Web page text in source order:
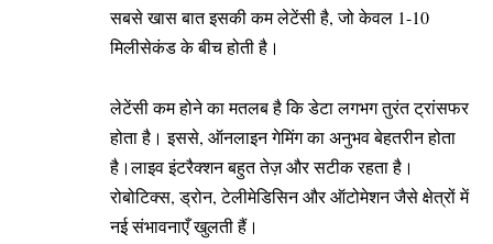
सबसे खास बात इसकी कम लेटेंसी है, जो केवल 1-10
मिलीसेकंड के बीच होती है।
लेटेंसी कम होने का मतलब है कि डेटा लगभग तुरंत ट्रांसफर
होता है। इससे, ऑनलाइन गेमिंग का अनुभव बेहतरीन होता
है।लाइव इंटरैक्शन बहुत तेज़ और सटीक रहता है।
रोबोटिक्स, ड्रोन, टेलीमेडिसिन और ऑटोमेशन जैसे क्षेत्रों में
नई संभावनाएँ खुलती हैं।